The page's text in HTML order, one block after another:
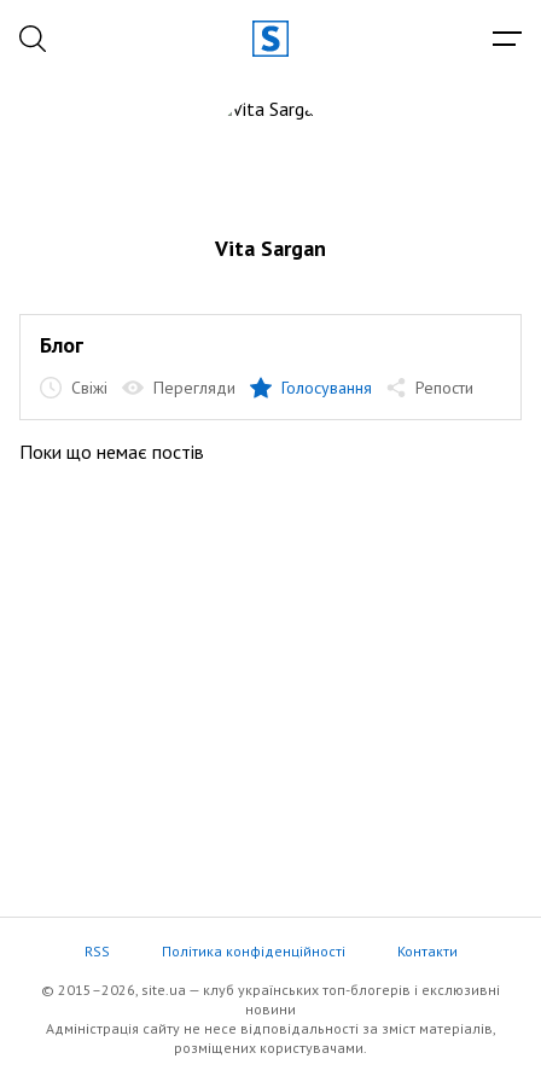
Vita Sargan
Блог
Свіжі Перегляди Голосування Репости
Поки що немає постів
RSS Політика конфіденційності Контакти
© 2015–2026, site.ua — клуб українських топ-блогерів i екслюзивнi
новини
Адміністрація сайту не несе відповідальності за зміст матеріалів,
розміщених користувачами.